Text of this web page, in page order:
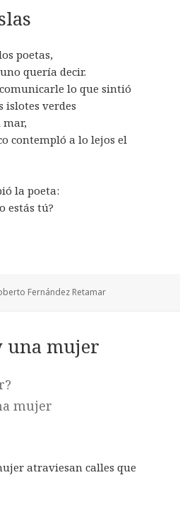
poetas,
quería decir.
lo que sintió
islotes verdes
mar,
contempló a lo lejos el
la poeta:
estás tú?
Fernández Retamar
una mujer
mujer
atraviesan calles que